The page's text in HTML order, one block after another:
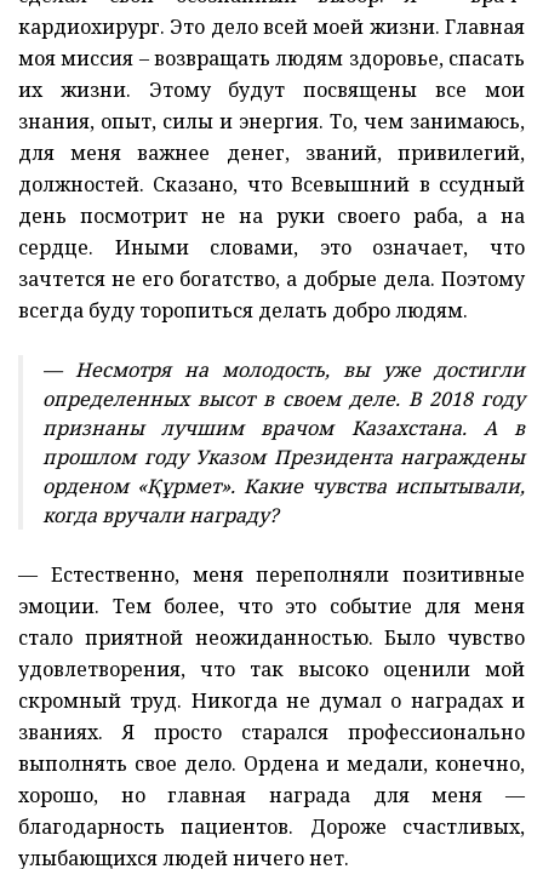
кардиохирург. Это дело всей моей жизни. Главная
моя миссия – возвращать людям здоровье, спасать
их жизни. Этому будут посвящены все мои
знания, опыт, силы и энергия. То, чем занимаюсь,
для меня важнее денег, званий, привилегий,
должностей. Сказано, что Всевышний в ссудный
день посмотрит не на руки своего раба, а на
сердце. Иными словами, это означает, что
зачтется не его богатство, а добрые дела. Поэтому
всегда буду торопиться делать добро людям.
— Несмотря на молодость, вы уже достигли
определенных высот в своем деле. В 2018 году
признаны лучшим врачом Казахстана. А в
прошлом году Указом Президента награждены
орденом «Құрмет». Какие чувства испытывали,
когда вручали награду?
— Естественно, меня переполняли позитивные
эмоции. Тем более, что это событие для меня
стало приятной неожиданностью. Было чувство
удовлетворения, что так высоко оценили мой
скромный труд. Никогда не думал о наградах и
званиях. Я просто старался профессионально
выполнять свое дело. Ордена и медали, конечно,
хорошо, но главная награда для меня —
благодарность пациентов. Дороже счастливых,
улыбающихся людей ничего нет.